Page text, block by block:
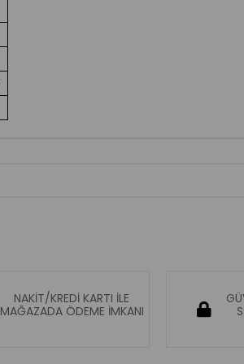
NAKİT/KREDİ KARTI İLE
MAĞAZADA ÖDEME İMKANI